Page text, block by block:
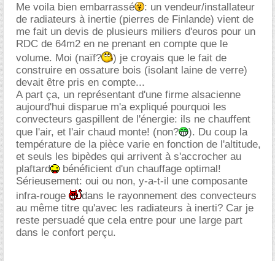
Me voila bien embarrassé
: un vendeur/installateur
de radiateurs à inertie (pierres de Finlande) vient de
me fait un devis de plusieurs miliers d'euros pour un
RDC de 64m2 en ne prenant en compte que le
volume. Moi (naïf?
) je croyais que le fait de
construire en ossature bois (isolant laine de verre)
devait être pris en compte...
A part ça, un représentant d'une firme alsacienne
aujourd'hui disparue m'a expliqué pourquoi les
convecteurs gaspillent de l'énergie: ils ne chauffent
que l'air, et l'air chaud monte! (non?
). Du coup la
température de la pièce varie en fonction de l'altitude,
et seuls les bipèdes qui arrivent à s'accrocher au
plaftard
bénéficient d'un chauffage optimal!
Sérieusement: oui ou non, y-a-t-il une composante
infra-rouge
dans le rayonnement des convecteurs
au même titre qu'avec les radiateurs à inerti? Car je
reste persuadé que cela entre pour une large part
dans le confort perçu.